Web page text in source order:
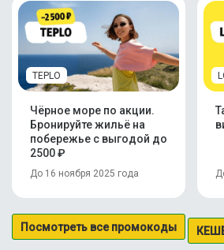
TEPLO
Чёрное море по акции.
Бронируйте жильё на
побережье с выгодой до
2500 ₽
До 16 ноября 2025 года
Посмотреть все промокоды